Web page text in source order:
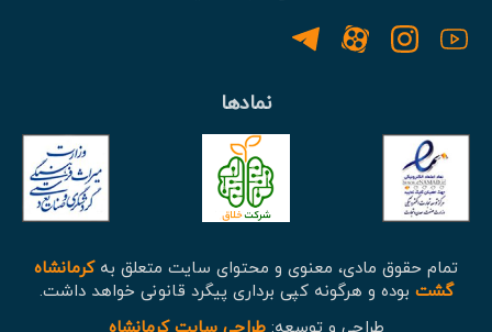
نمادها
تمام حقوق مادی، معنوی و محتوای سایت متعلق بهکرمانشاه
گشت بوده و هرگونه کپی برداری پیگرد قانونی خواهد داشت.